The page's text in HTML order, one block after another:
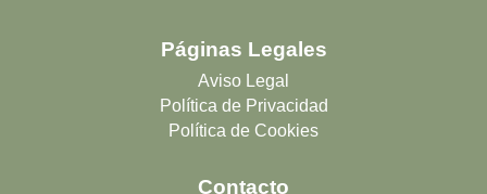
a
m
k
n
Páginas Legales
Aviso Legal
Política de Privacidad
Política de Cookies
Contacto